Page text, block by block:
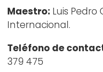
Maestro: Luis
Internacional.
Teléfono de
379 475